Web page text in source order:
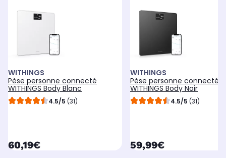
WITHINGS
Pèse personne connecté
WITHINGS Body Blanc
4.5/5 (31)
currentPrice
60,19€
WITHINGS
Pèse personne connecté
WITHINGS Body Noir
4.5/5 (31)
currentPrice
59,99€